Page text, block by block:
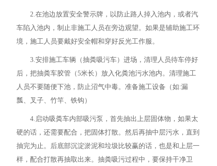
2.在池边放置安全警示牌，以防止路人掉入池内，或者汽
车陷入池内，制止非施工人员在旁边观望。如果是辅助施工环
境，施工人员要戴好安全帽和穿好反光工作服。
3.安排施工车辆（抽粪吸污车）进场，清理人员待车停好
后，把抽粪车胶管（5米长）放入化粪池污水池内。清理施工
人员不要随便下池，防止沼气中毒。准备施工设备（如:漏
瓢、叉子、竹竿、铁钩）
4.启动吸粪车内部吸污泵，首先抽出上层固体物，如果太
硬的话，还需要配合，把固体打散。然后再抽中层污水，直到
抽完为止。后底部沉淀淤泥和垃圾比较赢的话，也是和上层一
样，配合打散再抽取出来。抽粪吸污过程中，要保持干净卫